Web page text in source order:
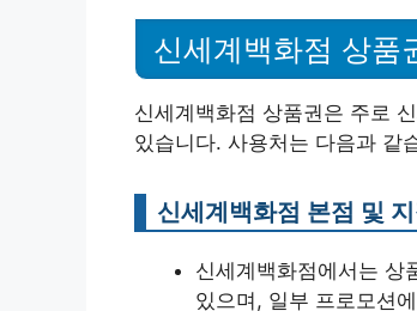
신세계백화점 상품
신세계백화점 상품권은 주로
있습니다. 사용처는 다음과 같
신세계백화점 본점 및
신세계백화점에서는 상
있으며, 일부 프로모션